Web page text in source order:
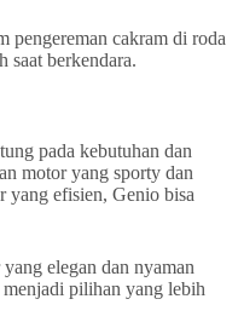
pengereman cakram di roda
saat berkendara.
pada kebutuhan dan
motor yang sporty dan
yang efisien, Genio bisa
elegan dan nyaman
pilihan yang lebih